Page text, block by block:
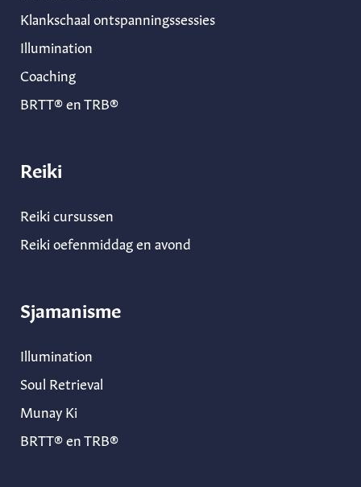
Klankschaal ontspanningssessies
Illumination
Coaching
BRTT® en TRB®
Reiki
Reiki cursussen
Reiki oefenmiddag en avond
Sjamanisme
Illumination
Soul Retrieval
Munay Ki
BRTT® en TRB®